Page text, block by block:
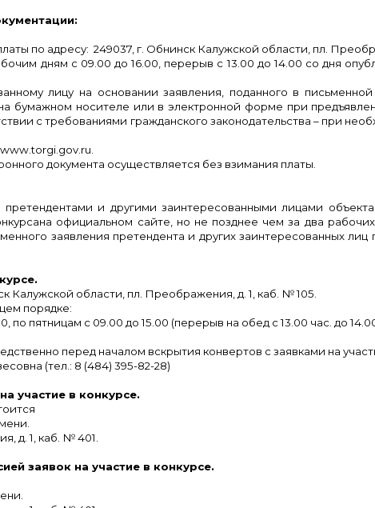
по адресу: 249037, г. Обнинск Калужской области, пл.
дням с 09.00 до 16.00, перерыв с 13.00 до 14.00 со дня
лицу на основании заявления, поданного в
бумажном носителе или в электронной форме при
с требованиями гражданского законодательства – при
документа осуществляется без взимания платы.
претендентами и другими заинтересованными лицами объекта
на официальном сайте, но не позднее чем за два
заявления претендента и других заинтересованных
Калужской области, пл. Преображения, д. 1, каб. № 105.
порядке:
по пятницам с 09.00 до 15.00 (перерыв на обед с 13.00 час. до
перед началом вскрытия конвертов с заявками на
(тел.: 8 (484) 395-82-28)
участие в конкурсе.
д. 1, каб. № 401.
заявок на участие в конкурсе.